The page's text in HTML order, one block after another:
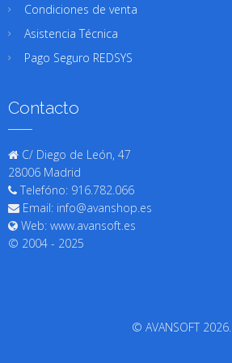
Condiciones de venta
Asistencia Técnica
Pago Seguro REDSYS
Contacto
C/ Diego de León, 47
28006 Madrid
Telefóno: 916.782.066
Email: info@avanshop.es
Web: www.avansoft.es
© 2004 - 2025
© AVANSOFT 2026.